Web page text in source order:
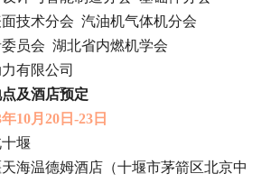
术分会 汽油机气体机分会
会 湖北省内燃机学会
有限公司
及酒店预定
10月20日-23日
堰
温德姆酒店（十堰市茅箭区北京中